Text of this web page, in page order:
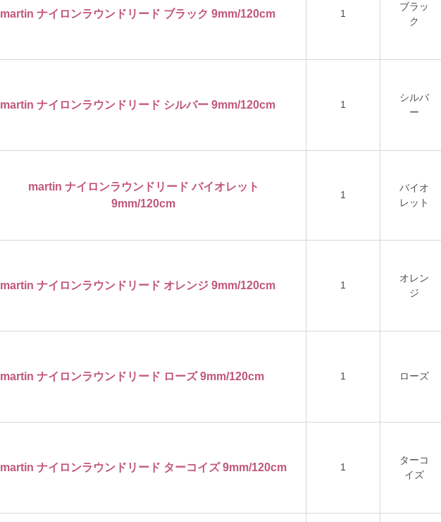
martin ナイロンラウンドリード ブラック 9mm/120cm 1
ブラッ
ク
martin ナイロンラウンドリード シルバー 9mm/120cm 1
シルバ
ー
martin ナイロンラウンドリード バイオレット
9mm/120cm
1
バイオ
レット
martin ナイロンラウンドリード オレンジ 9mm/120cm 1
オレン
ジ
martin ナイロンラウンドリード ローズ 9mm/120cm 1 ローズ
martin ナイロンラウンドリード ターコイズ 9mm/120cm 1
ターコ
イズ